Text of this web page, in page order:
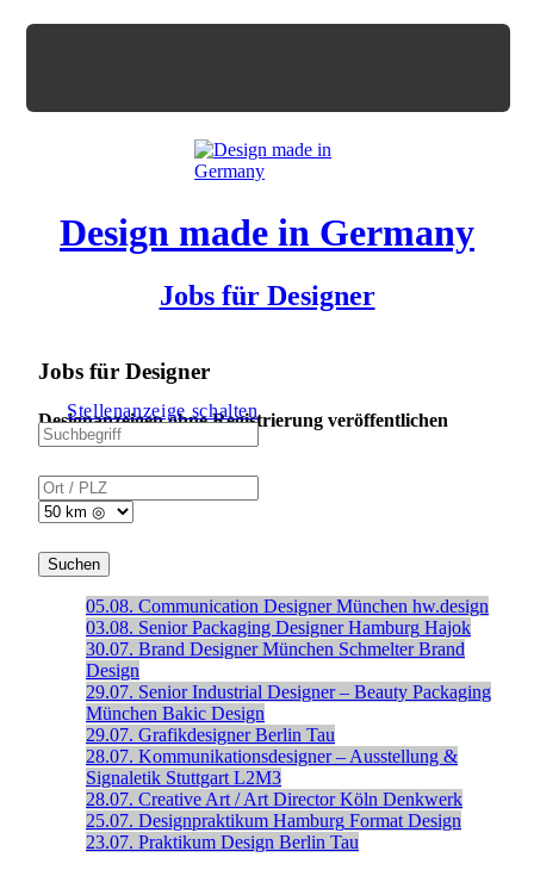
Design made in Germany
Jobs für Designer
Jobs für Designer
Designanzeigen ohne Registrierung veröffentlichen
Stellenanzeige schalten
05.08. Communication Designer München hw.design
03.08. Senior Packaging Designer Hamburg Hajok
30.07. Brand Designer München Schmelter Brand
Design
29.07. Senior Industrial Designer – Beauty Packaging
München Bakic Design
29.07. Grafikdesigner Berlin Tau
28.07. Kommunikationsdesigner – Ausstellung &
Signaletik Stuttgart L2M3
28.07. Creative Art / Art Director Köln Denkwerk
25.07. Designpraktikum Hamburg Format Design
23.07. Praktikum Design Berlin Tau